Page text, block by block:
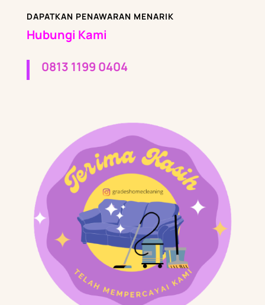
DAPATKAN PENAWARAN MENARIK
Hubungi Kami
0813 1199 0404